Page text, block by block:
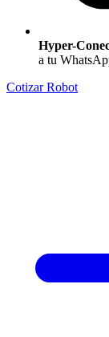
Hyper-
a tu
Cotizar Robot